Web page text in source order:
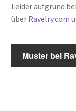
Leider aufgrund
über Ravelry.com
Muster bei